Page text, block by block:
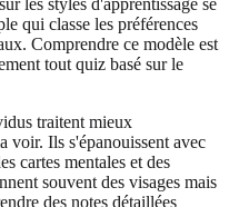
les styles d'apprentissage se
qui classe les préférences
Comprendre ce modèle est
tout quiz basé sur le
traitent mieux
voir. Ils s'épanouissent avec
cartes mentales et des
souvent des visages mais
des notes détaillées